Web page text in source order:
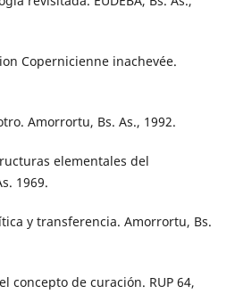
Copernicienne inachevée.
otro. Amorrortu, Bs. As., 1992.
elementales del
1969.
y transferencia. Amorrortu, Bs.
concepto de curación. RUP 64,